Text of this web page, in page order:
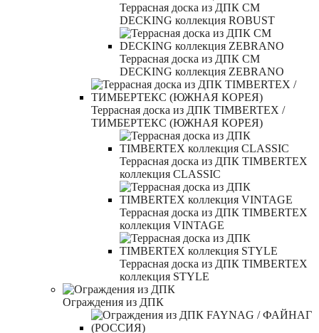
Террасная доска из ДПК CM
DECKING коллекция ROBUST
Террасная доска из ДПК CM
DECKING коллекция ZEBRANO
Террасная доска из ДПК TIMBERTEX /
ТИМБЕРТЕКС (ЮЖНАЯ КОРЕЯ)
Террасная доска из ДПК TIMBERTEX
коллекция CLASSIC
Террасная доска из ДПК TIMBERTEX
коллекция VINTAGE
Террасная доска из ДПК TIMBERTEX
коллекция STYLE
Ограждения из ДПК